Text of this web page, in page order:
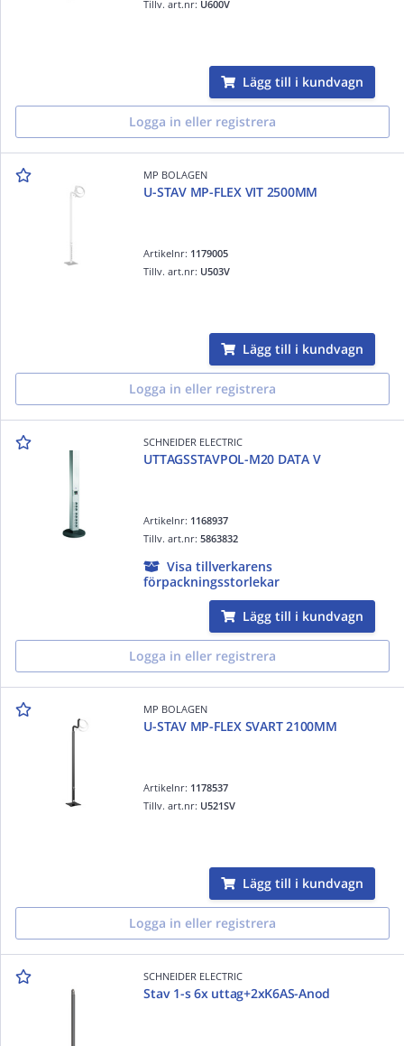
Tillv. art.nr: U600V
Lägg till i kundvagn
Logga in eller registrera
MP BOLAGEN
U-STAV MP-FLEX VIT 2500MM
Artikelnr: 1179005
Tillv. art.nr: U503V
Lägg till i kundvagn
Logga in eller registrera
SCHNEIDER ELECTRIC
UTTAGSSTAVPOL-M20 DATA V
Artikelnr: 1168937
Tillv. art.nr:5863832
Visa tillverkarens
förpackningsstorlekar
Lägg till i kundvagn
Logga in eller registrera
MP BOLAGEN
U-STAV MP-FLEX SVART 2100MM
Artikelnr: 1178537
Tillv. art.nr: U521SV
Lägg till i kundvagn
Logga in eller registrera
SCHNEIDER ELECTRIC
Stav 1-s 6x uttag+2xK6AS-Anod